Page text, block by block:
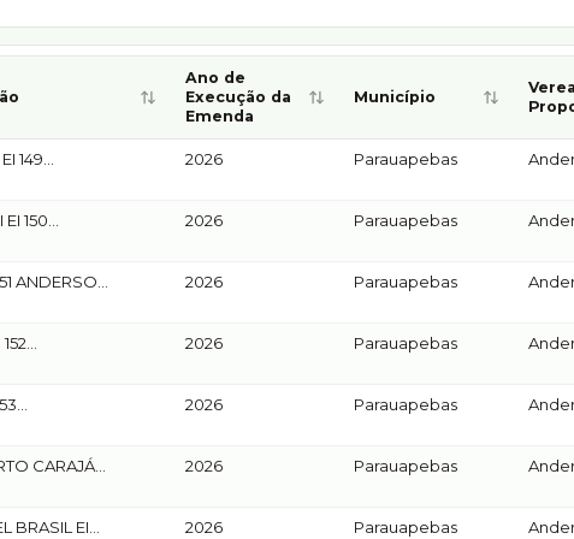
uma linha para consultar todos os detalhes.
Ano de
Execução da
Emenda
Município
149
2026 Parauapebas
150
2026 Parauapebas
ANDERSON
2026 Parauapebas
2026 Parauapebas
2026 Parauapebas
CARAJÁS
2026 Parauapebas
BRASIL EI
2026 Parauapebas